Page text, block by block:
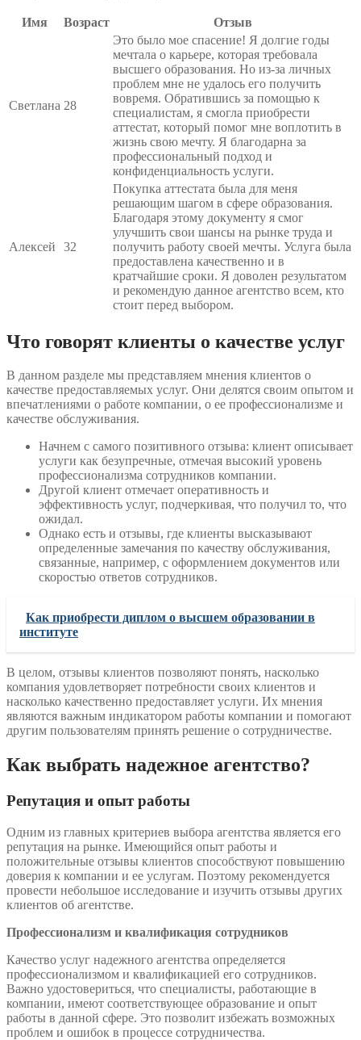
Имя Возраст Отзыв
Светлана 28
Это было мое спасение! Я долгие годы
мечтала о карьере, которая требовала
высшего образования. Но из-за личных
проблем мне не удалось его получить
вовремя. Обратившись за помощью к
специалистам, я смогла приобрести
аттестат, который помог мне воплотить в
жизнь свою мечту. Я благодарна за
профессиональный подход и
конфиденциальность услуги.
Алексей 32
Покупка аттестата была для меня
решающим шагом в сфере образования.
Благодаря этому документу я смог
улучшить свои шансы на рынке труда и
получить работу своей мечты. Услуга была
предоставлена качественно и в
кратчайшие сроки. Я доволен результатом
и рекомендую данное агентство всем, кто
стоит перед выбором.
Что говорят клиенты о качестве услуг
В данном разделе мы представляем мнения клиентов о
качестве предоставляемых услуг. Они делятся своим опытом и
впечатлениями о работе компании, о ее профессионализме и
качестве обслуживания.
Начнем с самого позитивного отзыва: клиент описывает
услуги как безупречные, отмечая высокий уровень
профессионализма сотрудников компании.
Другой клиент отмечает оперативность и
эффективность услуг, подчеркивая, что получил то, что
ожидал.
Однако есть и отзывы, где клиенты высказывают
определенные замечания по качеству обслуживания,
связанные, например, с оформлением документов или
скоростью ответов сотрудников.
Как приобрести диплом о высшем образовании в
институте
В целом, отзывы клиентов позволяют понять, насколько
компания удовлетворяет потребности своих клиентов и
насколько качественно предоставляет услуги. Их мнения
являются важным индикатором работы компании и помогают
другим пользователям принять решение о сотрудничестве.
Как выбрать надежное агентство?
Репутация и опыт работы
Одним из главных критериев выбора агентства является его
репутация на рынке. Имеющийся опыт работы и
положительные отзывы клиентов способствуют повышению
доверия к компании и ее услугам. Поэтому рекомендуется
провести небольшое исследование и изучить отзывы других
клиентов об агентстве.
Профессионализм и квалификация сотрудников
Качество услуг надежного агентства определяется
профессионализмом и квалификацией его сотрудников.
Важно удостовериться, что специалисты, работающие в
компании, имеют соответствующее образование и опыт
работы в данной сфере. Это позволит избежать возможных
проблем и ошибок в процессе сотрудничества.